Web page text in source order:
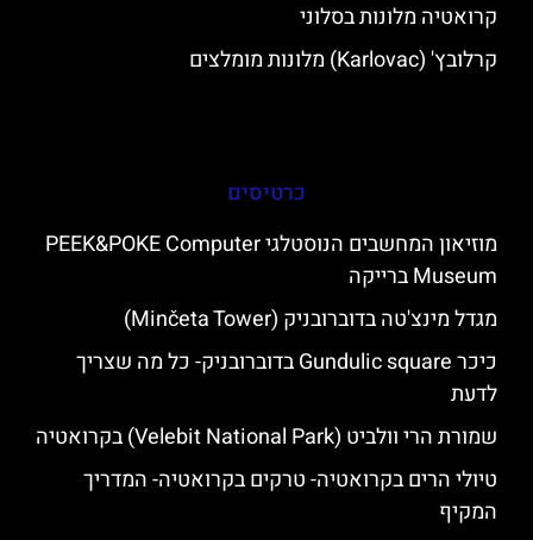
קרואטיה מלונות בסלוני
קרלובץ' (Karlovac) מלונות מומלצים
כרטיסים
מוזיאון המחשבים הנוסטלגי PEEK&POKE Computer
Museum ברייקה
מגדל מינצ'טה בדוברובניק (Minčeta Tower)
כיכר Gundulic square בדוברובניק- כל מה שצריך
לדעת
שמורת הרי וולביט (Velebit National Park) בקרואטיה
טיולי הרים בקרואטיה- טרקים בקרואטיה- המדריך
המקיף